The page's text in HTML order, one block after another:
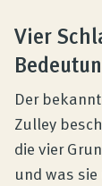
Vier
Der
Zulley
die vier
und was